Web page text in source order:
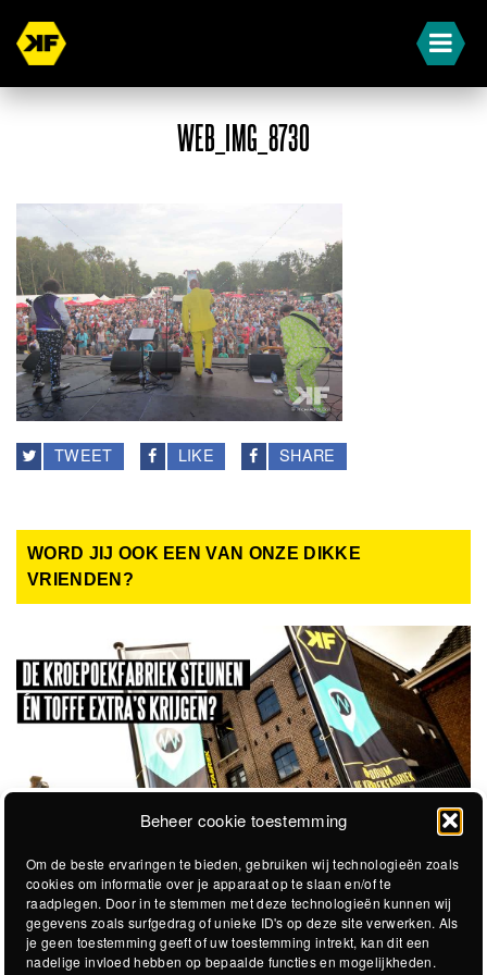
Beheer cookie toestemming
Om de beste ervaringen te bieden, gebruiken wij technologieën zoals
cookies om informatie over je apparaat op te slaan en/of te
raadplegen. Door in te stemmen met deze technologieën kunnen wij
gegevens zoals surfgedrag of unieke ID's op deze site verwerken. Als
je geen toestemming geeft of uw toestemming intrekt, kan dit een
nadelige invloed hebben op bepaalde functies en mogelijkheden.
WEB_IMG_8730
TWEET LIKE SHARE
WORD JIJ OOK EEN VAN ONZE DIKKE
VRIENDEN?